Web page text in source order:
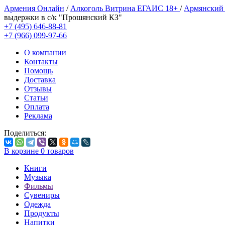
Армения Онлайн / Алкоголь Витрина ЕГАИС 18+ / Армянский
выдержки в с/к "Прошянский КЗ"
+7 (495) 646-88-81
+7 (966) 099-97-66
О компании
Контакты
Помощь
Доставка
Отзывы
Статьи
Оплата
Реклама
Поделиться:
В корзине 0 товаров
Книги
Музыка
Фильмы
Сувениры
Одежда
Продукты
Напитки